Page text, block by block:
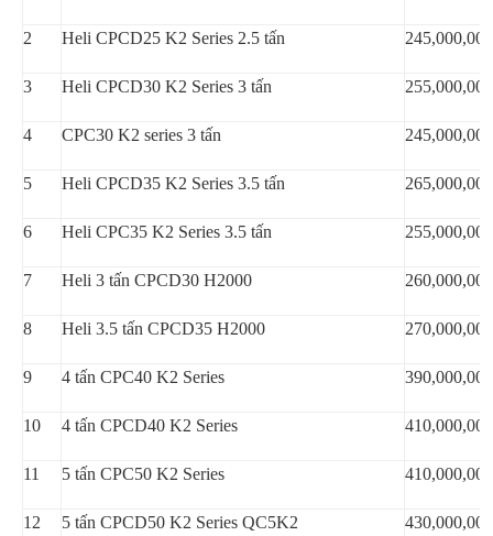
2 Heli CPCD25 K2 Series 2.5 tấn
3 Heli CPCD30 K2 Series 3 tấn
4 CPC30 K2 series 3 tấn
5 Heli CPCD35 K2 Series 3.5 tấn
6 Heli CPC35 K2 Series 3.5 tấn
7 Heli 3 tấn CPCD30 H2000
8 Heli 3.5 tấn CPCD35 H2000
9 4 tấn CPC40 K2 Series
10 4 tấn CPCD40 K2 Series
11 5 tấn CPC50 K2 Series
12 5 tấn CPCD50 K2 Series QC5K2